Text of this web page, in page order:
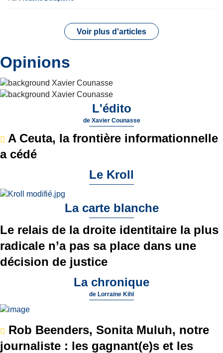
Voir plus d'articles
Opinions
L'édito
de Xavier Counasse
A Ceuta, la frontière informationnelle
a cédé
Le Kroll
La carte blanche
Le relais de la droite identitaire la plus
radicale n’a pas sa place dans une
décision de justice
La chronique
de Lorraine Kihl
Rob Beenders, Sonita Muluh, notre
journaliste : les gagnant(e)s et les